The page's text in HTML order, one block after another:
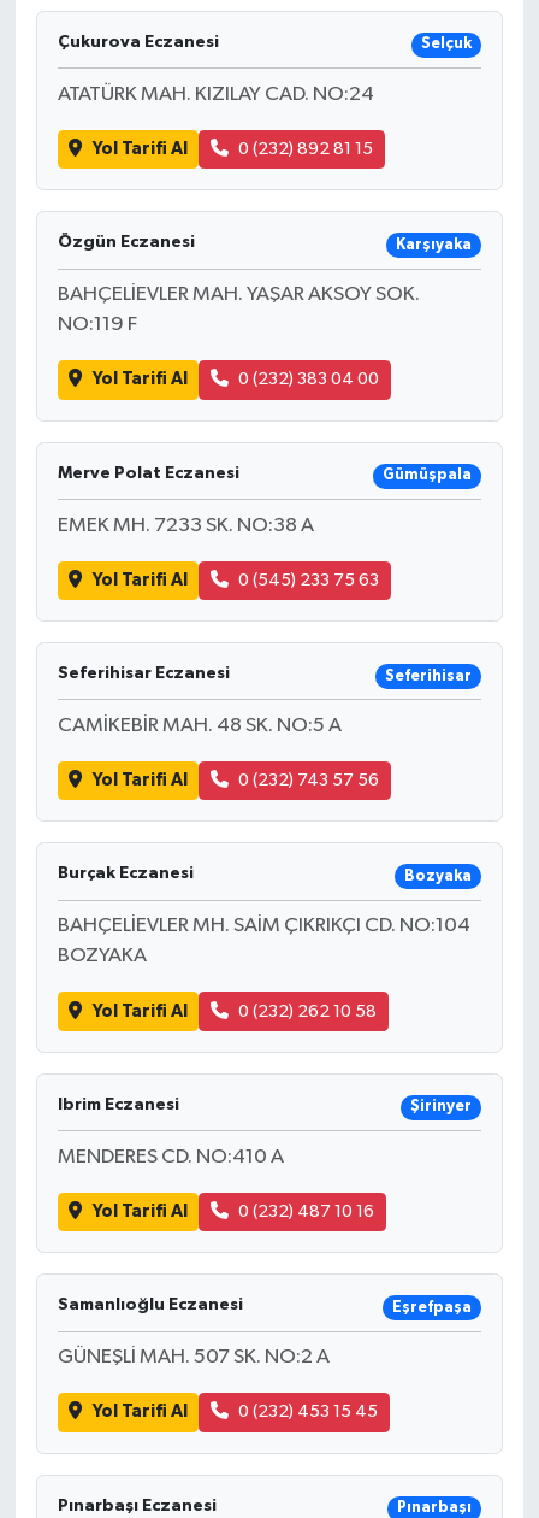
Çukurova Eczanesi Selçuk
ATATÜRK MAH. KIZILAY CAD. NO:24
Yol Tarifi Al 0 (232) 892 81 15
Özgün Eczanesi Karşıyaka
BAHÇELİEVLER MAH. YAŞAR AKSOY SOK.
NO:119 F
Yol Tarifi Al 0 (232) 383 04 00
Merve Polat Eczanesi Gümüşpala
EMEK MH. 7233 SK. NO:38 A
Yol Tarifi Al 0 (545) 233 75 63
Seferihisar Eczanesi Seferihisar
CAMİKEBİR MAH. 48 SK. NO:5 A
Yol Tarifi Al 0 (232) 743 57 56
Burçak Eczanesi Bozyaka
BAHÇELİEVLER MH. SAİM ÇIKRIKÇI CD. NO:104
BOZYAKA
Yol Tarifi Al 0 (232) 262 10 58
Ibrim Eczanesi Şirinyer
MENDERES CD. NO:410 A
Yol Tarifi Al 0 (232) 487 10 16
Samanlıoğlu Eczanesi Eşrefpaşa
GÜNEŞLİ MAH. 507 SK. NO:2 A
Yol Tarifi Al 0 (232) 453 15 45
Pınarbaşı Eczanesi Pınarbaşı